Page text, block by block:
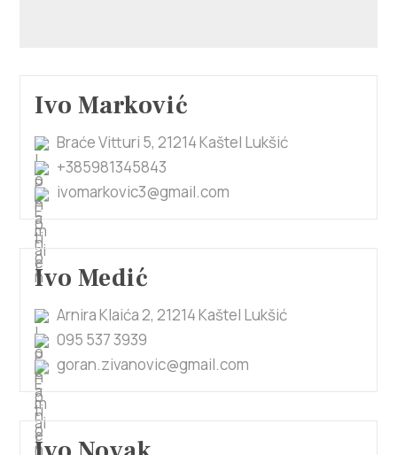
Ivo Marković
Braće Vitturi 5, 21214 Kaštel Lukšić
+385981345843
ivomarkovic3@gmail.com
Ivo Medić
Arnira Klaića 2, 21214 Kaštel Lukšić
095 537 3939
goran.zivanovic@gmail.com